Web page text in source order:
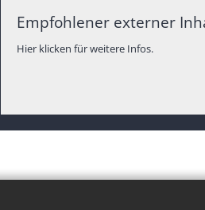
Empfohlener externer
Hier klicken für weitere Infos.